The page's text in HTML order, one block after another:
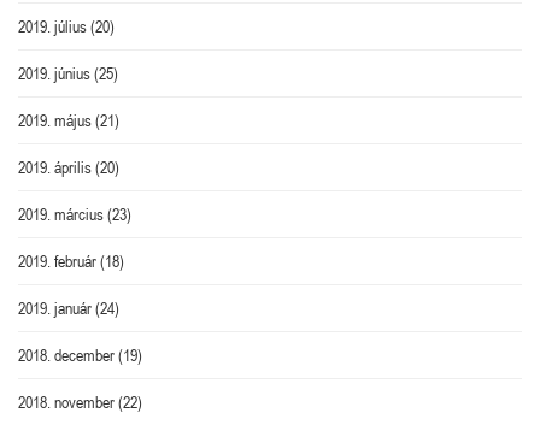
2019. július(20)
2019. június(25)
2019. május(21)
2019. április(20)
2019. március(23)
2019. február(18)
2019. január(24)
2018. december(19)
2018. november(22)